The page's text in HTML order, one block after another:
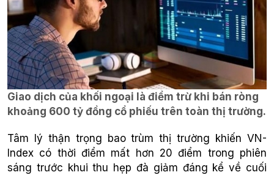
Giao dịch của khối ngoại là điểm trừ khi bán ròng
khoảng 600 tỷ đồng cổ phiếu trên toàn thị trường.
Tâm lý thận trọng bao trùm thị trường khiến VN-
Index có thời điểm mất hơn 20 điểm trong phiên
sáng trước khui thu hẹp đà giảm đáng kể về cuối